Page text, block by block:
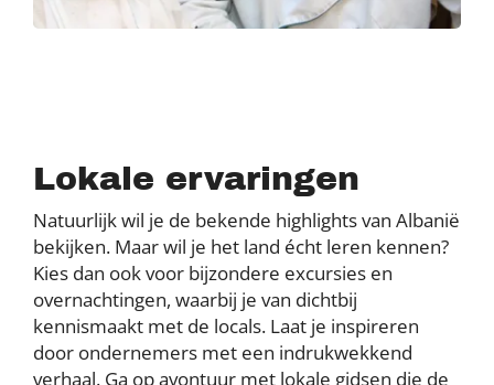
Lokale ervaringen
Natuurlijk wil je de bekende highlights van Albanië
bekijken. Maar wil je het land écht leren kennen?
Kies dan ook voor bijzondere excursies en
overnachtingen, waarbij je van dichtbij
kennismaakt met de locals. Laat je inspireren
door ondernemers met een indrukwekkend
verhaal. Ga op avontuur met lokale gidsen die de